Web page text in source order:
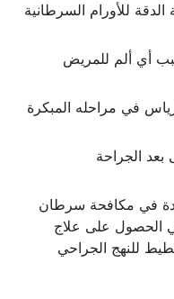
للأورام السرطانية
أي ألم للمريض
في مراحله المبكرة
الجراحة
في مكافحة سرطان
الحصول على علاج
للنهج الجراحي